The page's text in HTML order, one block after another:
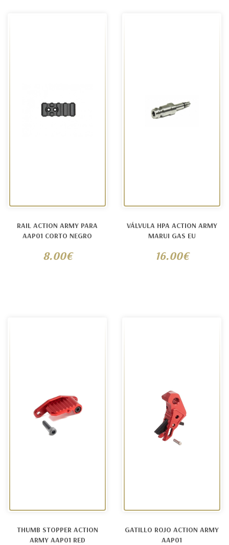
RAIL ACTION ARMY PARA
AAP01 CORTO NEGRO
8.00€
VÁLVULA HPA ACTION ARMY
MARUI GAS EU
16.00€
THUMB STOPPER ACTION
ARMY AAP01 RED
GATILLO ROJO ACTION ARMY
AAP01